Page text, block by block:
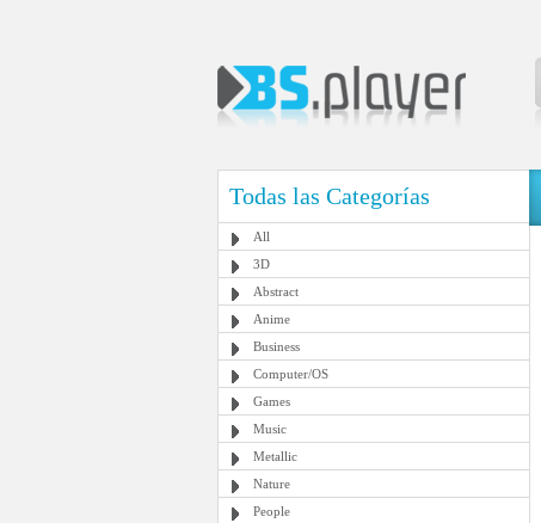
Todas las Categorías
All
3D
Abstract
Anime
Business
Computer/OS
Games
Music
Metallic
Nature
People